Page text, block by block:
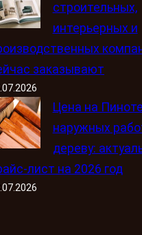
строительных,
интерьерных и
заказывают
Цена на
наружных
дереву:
лист на 2026 год